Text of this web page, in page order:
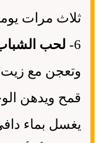
ثلاث مرات
6-
لحب
وتعجن مع
قمح ويدهن
يغسل بماء